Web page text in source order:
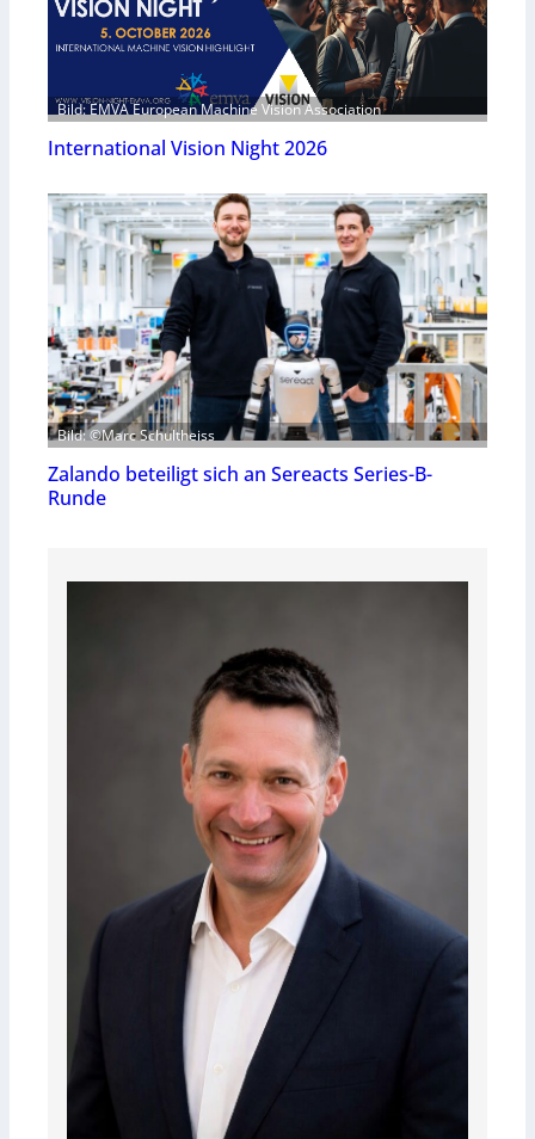
Bild: EMVA European Machine Vision Association
International Vision Night 2026
Bild: ©Marc Schultheiss
Zalando beteiligt sich an Sereacts Series-B-
Runde